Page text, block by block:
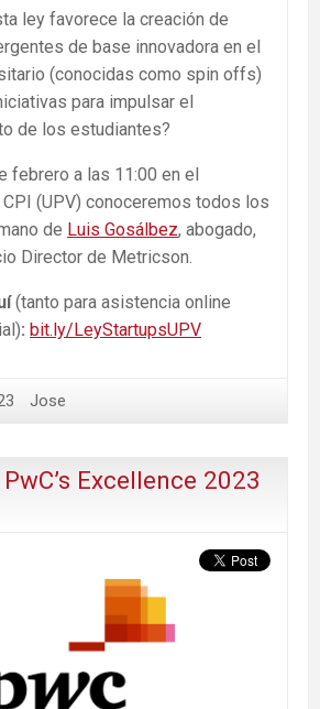
ley favorece la creación de
de base innovadora en el
(conocidas como spin offs)
para impulsar el
de los estudiantes?
febrero a las 11:00 en el
(UPV) conoceremos todos los
de Luis Gosálbez, abogado,
Director de Metricson.
(tanto para asistencia online
: bit.ly/LeyStartupsUPV
Jose
Excellence 2023